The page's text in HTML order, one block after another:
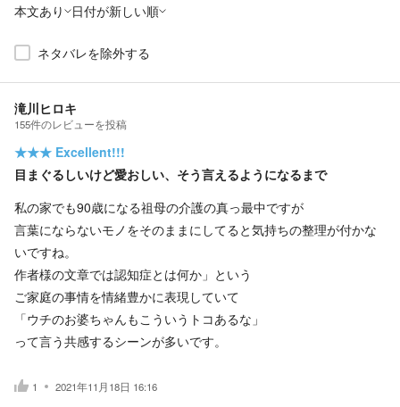
本文あり 日付が新しい順
ネタバレを除外する
滝川ヒロキ
155件のレビューを投稿
★★★ Excellent!!!
目まぐるしいけど愛おしい、そう言えるようになるまで
私の家でも90歳になる祖母の介護の真っ最中ですが
言葉にならないモノをそのままにしてると気持ちの整理が付かな
いですね。
作者様の文章では認知症とは何か」という
ご家庭の事情を情緒豊かに表現していて
「ウチのお婆ちゃんもこういうトコあるな」
って言う共感するシーンが多いです。
1 2021年11月18日 16:16